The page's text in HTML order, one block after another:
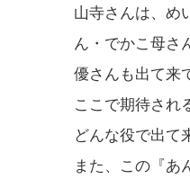
山寺さんは、め
ん・でかこ母さ
優さんも出て来
ここで期待され
どんな役で出て
また、この『あ